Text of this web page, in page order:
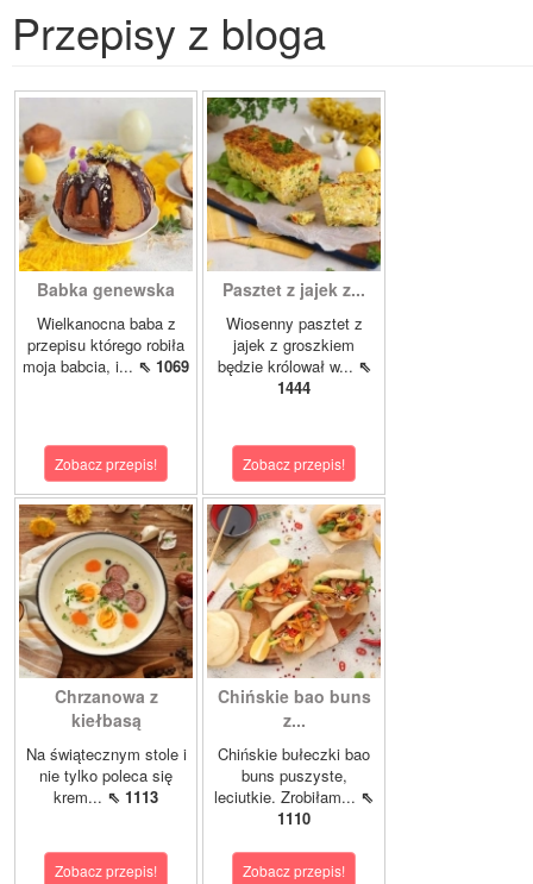
Przepisy z bloga
Babka genewska
Wielkanocna baba z
przepisu którego robiła
moja babcia, i... ⇖ 1069
Zobacz przepis!
Pasztet z jajek z...
Wiosenny pasztet z
jajek z groszkiem
będzie królował w... ⇖
1444
Zobacz przepis!
Chrzanowa z
kiełbasą
Na świątecznym stole i
nie tylko poleca się
krem... ⇖ 1113
Zobacz przepis!
Chińskie bao buns
z...
Chińskie bułeczki bao
buns puszyste,
leciutkie. Zrobiłam... ⇖
1110
Zobacz przepis!